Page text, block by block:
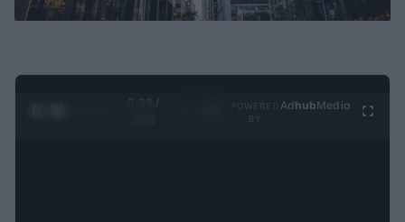
0:28 /
Ad hubMedia